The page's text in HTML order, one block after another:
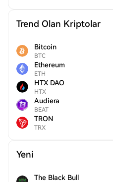
Trend Olan Kriptolar
Bitcoin
BTC
Ethereum
ETH
HTX DAO
HTX
Audiera
BEAT
TRON
TRX
Yeni
The Black Bull